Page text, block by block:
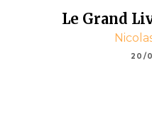
Le Grand
20/